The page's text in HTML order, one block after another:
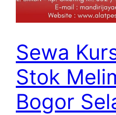
Sewa
Stok
Bogor